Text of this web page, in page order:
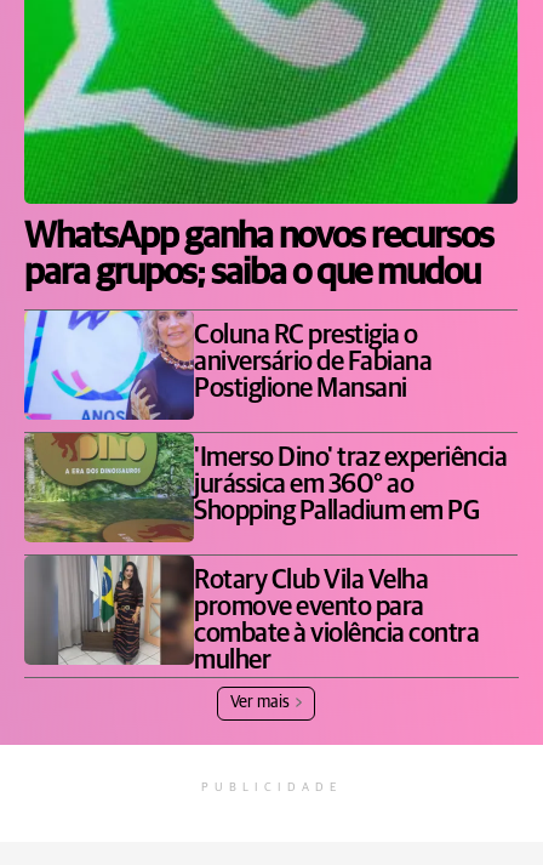
WhatsApp ganha novos recursos
para grupos; saiba o que mudou
Coluna RC prestigia o
aniversário de Fabiana
Postiglione Mansani
'Imerso Dino' traz experiência
jurássica em 360° ao
Shopping Palladium em PG
Rotary Club Vila Velha
promove evento para
combate à violência contra
mulher
Ver mais
PUBLICIDADE